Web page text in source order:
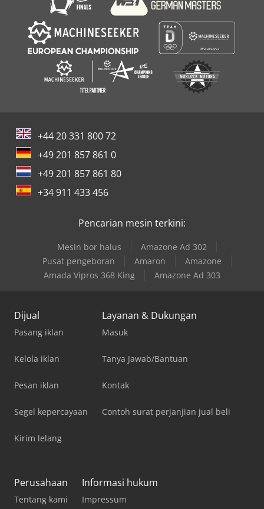
+44 20 331 800 72
+49 201 857 861 0
+49 201 857 861 80
+34 911 433 456
Pencarian mesin terkini:
Mesin bor halus
Amazone Ad 302
Pusat pengeboran
Amaron
Amazone
Amada Vipros 368 King
Amazone Ad 303
Dijual
Pasang iklan
Kelola iklan
Pesan iklan
Segel kepercayaan
Kirim lelang
Layanan & Dukungan
Masuk
Tanya Jawab/Bantuan
Kontak
Contoh surat perjanjian jual beli
Perusahaan
Tentang kami
Informasi hukum
Impressum